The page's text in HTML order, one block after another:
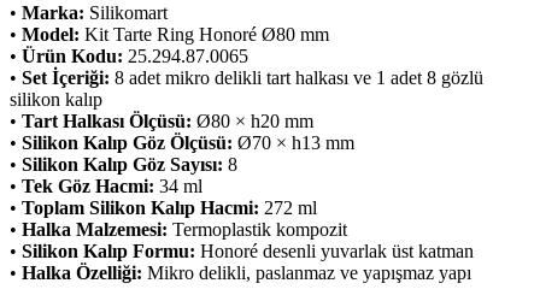
• Marka: Silikomart
• Model: Kit Tarte Ring Honoré Ø80 mm
• Ürün Kodu: 25.294.87.0065
• Set İçeriği: 8 adet mikro delikli tart halkası ve 1 adet 8 gözlü
silikon kalıp
• Tart Halkası Ölçüsü: Ø80 × h20 mm
• Silikon Kalıp Göz Ölçüsü: Ø70 × h13 mm
• Silikon Kalıp Göz Sayısı: 8
• Tek Göz Hacmi: 34 ml
• Toplam Silikon Kalıp Hacmi: 272 ml
• Halka Malzemesi: Termoplastik kompozit
• Silikon Kalıp Formu: Honoré desenli yuvarlak üst katman
• Halka Özelliği: Mikro delikli, paslanmaz ve yapışmaz yapı